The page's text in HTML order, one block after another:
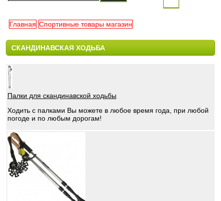
Главная Спортивные товары магазин
СКАНДИНАВСКАЯ ХОДЬБА
Палки для скандинавской ходьбы
Ходить с палками Вы можете в любое время года, при любой
погоде и по любым дорогам!